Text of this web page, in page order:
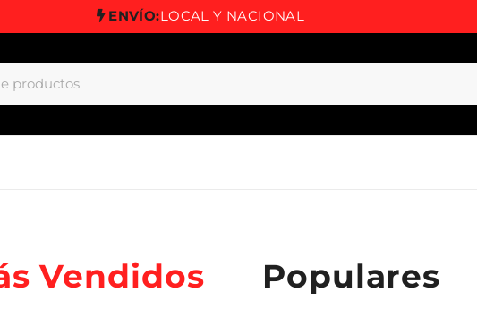
ENVÍO:LOCAL Y NACIONAL
Vendidos Populares